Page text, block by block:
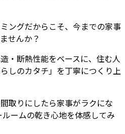
ングだからこそ、今までの家事
せんか？
・断熱性能をベースに、住む人
しのカタチ」を丁寧につくり上
取りにしたら家事がラクにな
ームの乾き心地を体感してみ